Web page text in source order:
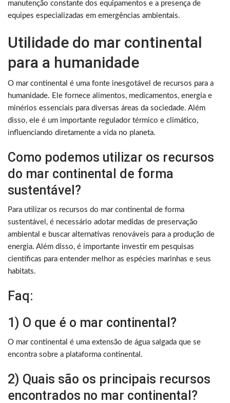
manutenção constante dos equipamentos e a presença de
equipes especializadas em emergências ambientais.
Utilidade do mar continental
para a humanidade
O mar continental é uma fonte inesgotável de recursos para a
humanidade. Ele fornece alimentos, medicamentos, energia e
minérios essenciais para diversas áreas da sociedade. Além
disso, ele é um importante regulador térmico e climático,
influenciando diretamente a vida no planeta.
Como podemos utilizar os recursos
do mar continental de forma
sustentável?
Para utilizar os recursos do mar continental de forma
sustentável, é necessário adotar medidas de preservação
ambiental e buscar alternativas renováveis para a produção de
energia. Além disso, é importante investir em pesquisas
científicas para entender melhor as espécies marinhas e seus
habitats.
Faq:
1) O que é o mar continental?
O mar continental é uma extensão de água salgada que se
encontra sobre a plataforma continental.
2) Quais são os principais recursos
encontrados no mar continental?